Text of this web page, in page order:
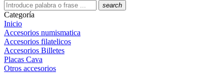
search
Categoría
Inicio
Accesorios numismatica
Accesorios filatelicos
Accesorios Billetes
Placas Cava
Otros accesorios